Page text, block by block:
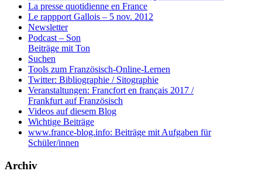
La presse quotidienne en France
Le rappport Gallois – 5 nov. 2012
Newsletter
Podcast – Son
Beiträge mit Ton
Suchen
Tools zum Französisch-Online-Lernen
Twitter: Bibliographie / Sitographie
Veranstaltungen: Francfort en français 2017 /
Frankfurt auf Französisch
Videos auf diesem Blog
Wichtige Beiträge
www.france-blog.info: Beiträge mit Aufgaben für
Schüler/innen
Archiv